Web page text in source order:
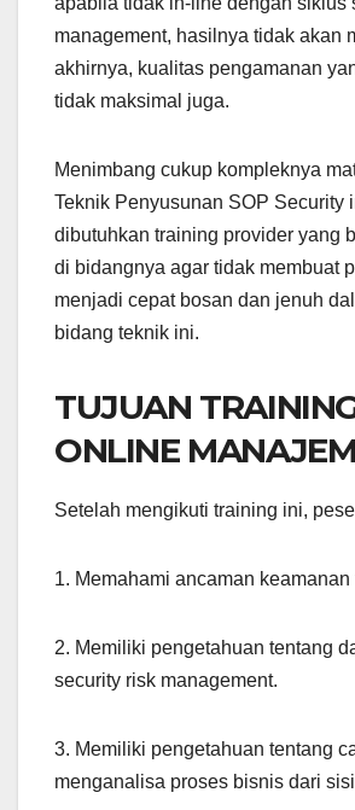
management, hasilnya tidak akan
akhirnya, kualitas pengamanan
tidak maksimal juga.
Menimbang cukup kompleknya
Teknik Penyusunan SOP Security
dibutuhkan training provider yang
di bidangnya agar tidak membuat
menjadi cepat bosan dan jenuh
bidang teknik ini.
TUJUAN
ONLINE
Setelah mengikuti training ini,
1. Memahami ancaman keamanan
2. Memiliki pengetahuan tentang
security risk management.
3. Memiliki pengetahuan tentang
menganalisa proses bisnis dari